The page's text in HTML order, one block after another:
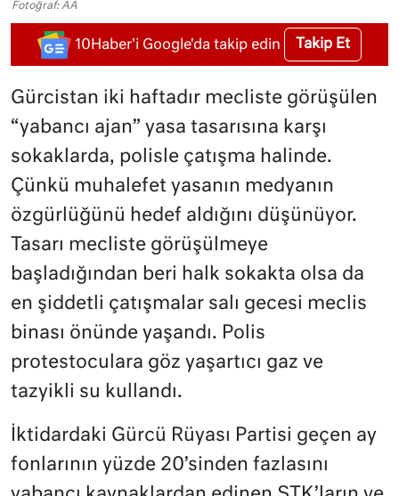
Fotoğraf: AA
10Haber'i Google'da takip edin Takip Et
Gürcistan iki haftadır mecliste görüşülen
“yabancı ajan” yasa tasarısına karşı
sokaklarda, polisle çatışma halinde.
Çünkü muhalefet yasanın medyanın
özgürlüğünü hedef aldığını düşünüyor.
Tasarı mecliste görüşülmeye
başladığından beri halk sokakta olsa da
en şiddetli çatışmalar salı gecesi meclis
binası önünde yaşandı. Polis
protestoculara göz yaşartıcı gaz ve
tazyikli su kullandı.
İktidardaki Gürcü Rüyası Partisi geçen ay
fonlarının yüzde 20’sinden fazlasını